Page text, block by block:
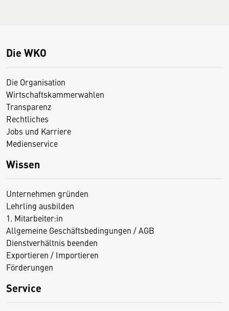
Die WKO
Die Organisation
Wirtschaftskammerwahlen
Transparenz
Rechtliches
Jobs und Karriere
Medienservice
Wissen
Unternehmen gründen
Lehrling ausbilden
1. Mitarbeiter:in
Allgemeine Geschäftsbedingungen / AGB
Dienstverhältnis beenden
Exportieren / Importieren
Förderungen
Service